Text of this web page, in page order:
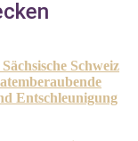
Schweiz
Entschleunigung